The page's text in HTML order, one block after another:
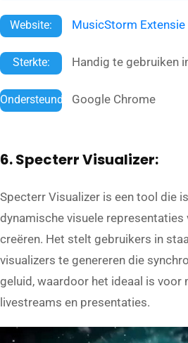
Website: MusicStorm Extensie
Sterkte: Handig te gebruiken
Ondersteund: Google Chrome
6. Specterr Visualizer:
Specterr Visualizer is een tool die
dynamische visuele
creëren. Het stelt gebruikers in
visualizers te genereren die
geluid, waardoor het ideaal is voor
livestreams en presentaties.